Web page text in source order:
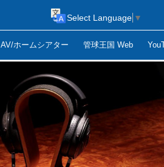
AV/ホームシアター 管球王国 Web
Select Language ▼